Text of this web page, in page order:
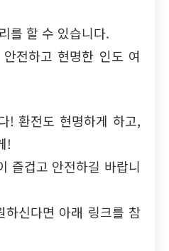
를 할 수 있습니다.
전하고 현명한 인도 여
! 환전도 현명하게 하고,
!
즐겁고 안전하길 바랍니
신다면 아래 링크를 참